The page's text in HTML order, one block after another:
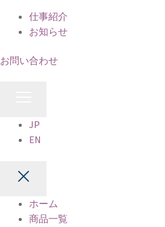
仕事紹介
お知らせ
お問い合わせ
JP
EN
ホーム
商品一覧